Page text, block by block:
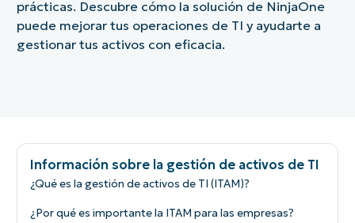
prácticas. Descubre cómo la solución de NinjaOne
puede mejorar tus operaciones de TI y ayudarte a
gestionar tus activos con eficacia.
Información sobre la gestión de activos de TI
¿Qué es la gestión de activos de TI (ITAM)?
¿Por qué es importante la ITAM para las empresas?